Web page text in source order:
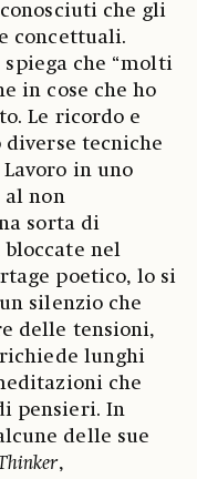
che gli
concettuali.
che “molti
in cose che ho
Le ricordo e
tecniche
in uno
al non
sorta di
nel
poetico, lo si
silenzio che
delle tensioni,
lunghi
che
pensieri. In
delle sue
,